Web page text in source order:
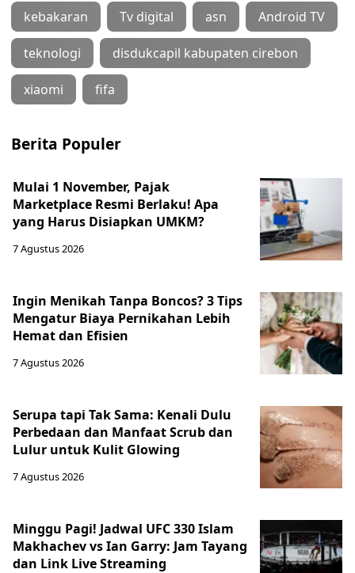
kebakaran Tv digital asn Android TV
teknologi disdukcapil kabupaten cirebon
xiaomi fifa
Berita Populer
Mulai 1 November, Pajak
Marketplace Resmi Berlaku! Apa
yang Harus Disiapkan UMKM?
7 Agustus 2026
Ingin Menikah Tanpa Boncos? 3 Tips
Mengatur Biaya Pernikahan Lebih
Hemat dan Efisien
7 Agustus 2026
Serupa tapi Tak Sama: Kenali Dulu
Perbedaan dan Manfaat Scrub dan
Lulur untuk Kulit Glowing
7 Agustus 2026
Minggu Pagi! Jadwal UFC 330 Islam
Makhachev vs Ian Garry: Jam Tayang
dan Link Live Streaming